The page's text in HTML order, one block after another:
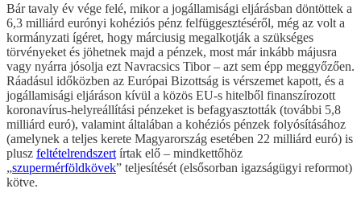
Bár tavaly év vége felé, mikor a jogállamisági eljárásban döntöttek a
6,3 milliárd eurónyi kohéziós pénz felfüggesztéséről, még az volt a
kormányzati ígéret, hogy márciusig megalkotják a szükséges
törvényeket és jöhetnek majd a pénzek, most már inkább májusra
vagy nyárra jósolja ezt Navracsics Tibor – azt sem épp meggyőzően.
Ráadásul időközben az Európai Bizottság is vérszemet kapott, és a
jogállamisági eljáráson kívül a közös EU-s hitelből finanszírozott
koronavírus-helyreállítási pénzeket is befagyasztották (további 5,8
milliárd euró), valamint általában a kohéziós pénzek folyósításához
(amelynek a teljes kerete Magyarország esetében 22 milliárd euró) is
plusz feltételrendszert írtak elő – mindkettőhöz
„szupermérföldkövek” teljesítését (elsősorban igazságügyi reformot)
kötve.